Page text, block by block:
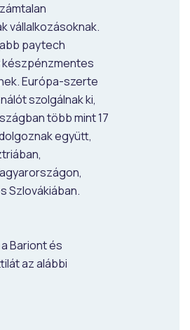
vállalkozásoknak.
paytech
készpénzmentes
Európa-szerte
szolgálnak ki,
több mint 17
együtt,
Szlovákiában.
Bariont és
az alábbi